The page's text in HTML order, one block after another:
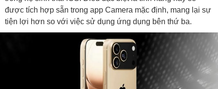
được tích hợp sẵn trong app Camera mặc định, mang lại sự
tiện lợi hơn so với việc sử dụng ứng dụng bên thứ ba.